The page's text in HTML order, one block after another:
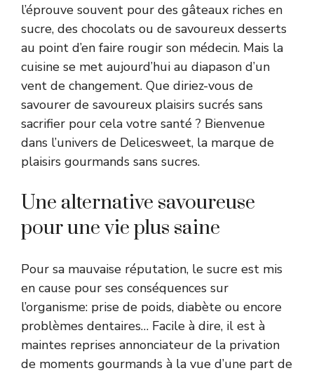
l’éprouve souvent pour des gâteaux riches en
sucre, des chocolats ou de savoureux desserts
au point d’en faire rougir son médecin. Mais la
cuisine se met aujourd’hui au diapason d’un
vent de changement. Que diriez-vous de
savourer de savoureux plaisirs sucrés sans
sacrifier pour cela votre santé ? Bienvenue
dans l’univers de Delicesweet, la marque de
plaisirs gourmands sans sucres.
Une alternative savoureuse
pour une vie plus saine
Pour sa mauvaise réputation, le sucre est mis
en cause pour ses conséquences sur
l’organisme: prise de poids, diabète ou encore
problèmes dentaires… Facile à dire, il est à
maintes reprises annonciateur de la privation
de moments gourmands à la vue d’une part de